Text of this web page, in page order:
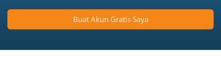
Buat Akun Gratis Saya